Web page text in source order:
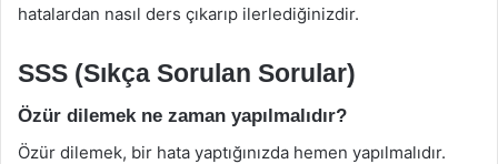
hatalardan nasıl ders çıkarıp ilerlediğinizdir.
SSS (Sıkça Sorulan Sorular)
Özür dilemek ne zaman yapılmalıdır?
Özür dilemek, bir hata yaptığınızda hemen yapılmalıdır.